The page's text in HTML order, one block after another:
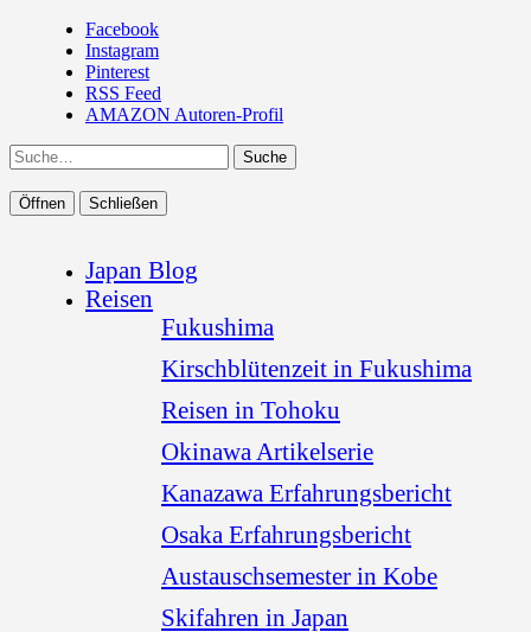
Facebook
Instagram
Pinterest
RSS Feed
AMAZON Autoren-Profil
Suche
Öffnen Schließen
Japan Blog
Reisen
Fukushima
Kirschblütenzeit in Fukushima
Reisen in Tohoku
Okinawa Artikelserie
Kanazawa Erfahrungsbericht
Osaka Erfahrungsbericht
Austauschsemester in Kobe
Skifahren in Japan